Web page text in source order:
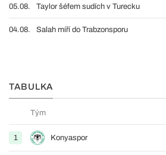
05.08. Taylor šéfem sudích v Turecku
04.08. Salah míří do Trabzonsporu
TABULKA
Tým
1 Konyaspor